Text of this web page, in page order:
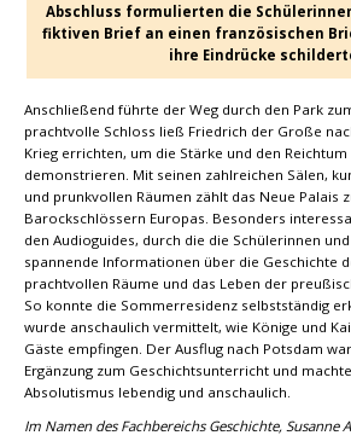
Abschluss formulierten die
fiktiven Brief an einen französischen
ihre Eindrücke
Anschließend führte der Weg durch den Park
prachtvolle Schloss ließ Friedrich der Große
Krieg errichten, um die Stärke und den
demonstrieren. Mit seinen zahlreichen Sälen,
und prunkvollen Räumen zählt das Neue Palais
Barockschlössern Europas. Besonders
den Audioguides, durch die die Schülerinnen
spannende Informationen über die Geschichte
prachtvollen Räume und das Leben der
So konnte die Sommerresidenz selbstständig
wurde anschaulich vermittelt, wie Könige und
Gäste empfingen. Der Ausflug nach Potsdam
Ergänzung zum Geschichtsunterricht und
Absolutismus lebendig und anschaulich.
Im Namen des Fachbereichs Geschichte, Susanne